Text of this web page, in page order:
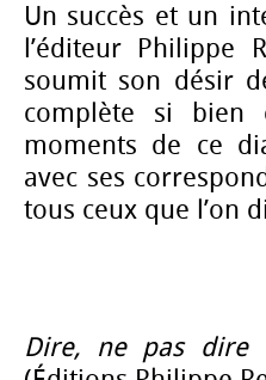
Un succès et un
l’éditeur Philippe
soumit son désir
complète si
moments de ce
avec ses
tous ceux que l’on
Dire, ne pas dire